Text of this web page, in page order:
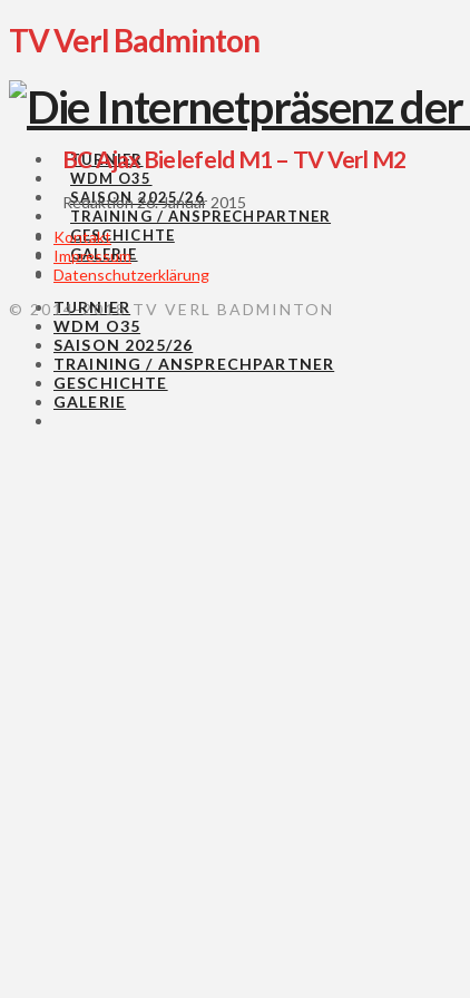
TV Verl Badminton
TURNIER
WDM O35
SAISON 2025/26
TRAINING / ANSPRECHPARTNER
GESCHICHTE
GALERIE
TURNIER
WDM O35
SAISON 2025/26
TRAINING / ANSPRECHPARTNER
GESCHICHTE
GALERIE
BC Ajax Bielefeld M1 – TV Verl M2
Redaktion26. Januar 2015
Kontakt
Impressum
Datenschutzerklärung
© 2014-2018 TV VERL BADMINTON